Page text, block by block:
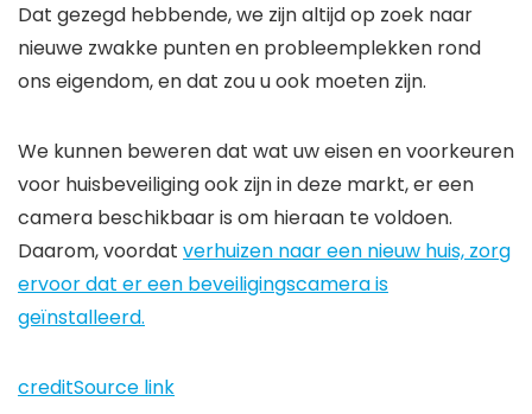
Dat gezegd hebbende, we zijn altijd op zoek naar
nieuwe zwakke punten en probleemplekken rond
ons eigendom, en dat zou u ook moeten zijn.
We kunnen beweren dat wat uw eisen en voorkeuren
voor huisbeveiliging ook zijn in deze markt, er een
camera beschikbaar is om hieraan te voldoen.
Daarom, voordat verhuizen naar een nieuw huis, zorg
ervoor dat er een beveiligingscamera is
geïnstalleerd.
creditSource link